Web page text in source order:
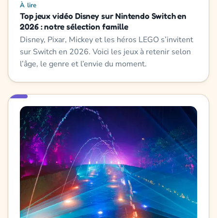
À lire
Top jeux vidéo Disney sur Nintendo Switch en
2026 : notre sélection famille
Disney, Pixar, Mickey et les héros LEGO s’invitent
sur Switch en 2026. Voici les jeux à retenir selon
l’âge, le genre et l’envie du moment.